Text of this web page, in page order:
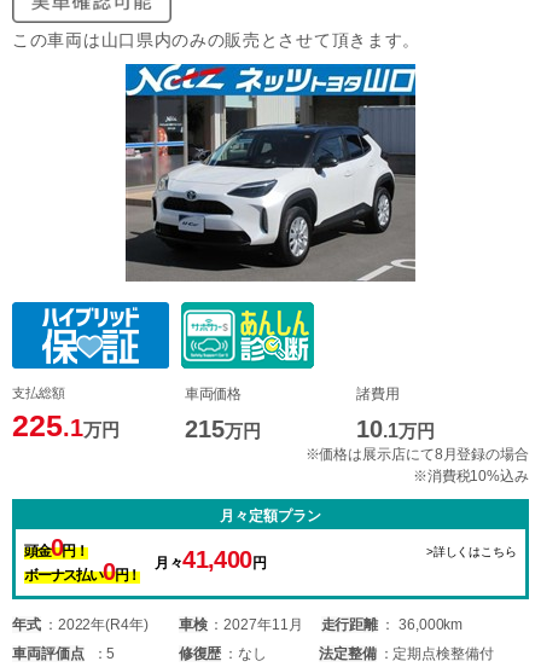
この車両は山口県内のみの販売とさせて頂きます。
支払総額
225.1万円
車両価格
215万円
諸費用
10.1万円
※価格は展示店にて8月登録の場合
※消費税10%込み
月々定額プラン
頭金0円！
ボーナス払い0円！
月々41,400円
>詳しくはこちら
年式 2022年(R4年) 車検 2027年11月 走行距離
36,000km
車両評価点 5 修復歴 なし 法定整備
定期点検整備付